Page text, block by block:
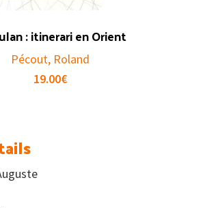
: itinerari en Orient
Pécout, Roland
19.00€